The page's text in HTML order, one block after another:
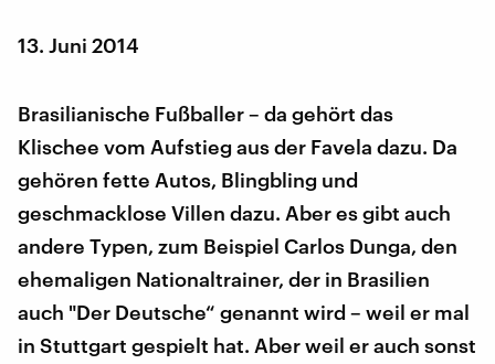
13. Juni 2014
Brasilianische Fußballer – da gehört das
Klischee vom Aufstieg aus der Favela dazu. Da
gehören fette Autos, Blingbling und
geschmacklose Villen dazu. Aber es gibt auch
andere Typen, zum Beispiel Carlos Dunga, den
ehemaligen Nationaltrainer, der in Brasilien
auch "Der Deutsche“ genannt wird – weil er mal
in Stuttgart gespielt hat. Aber weil er auch sonst